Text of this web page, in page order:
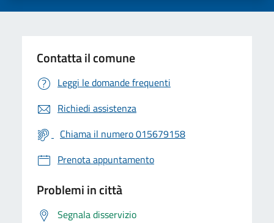
Contatta il comune
Leggi le domande frequenti
Richiedi assistenza
Chiama il numero 015679158
Prenota appuntamento
Problemi in città
Segnala disservizio